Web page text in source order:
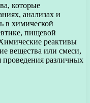
которые
анализах и
в химической
пищевой
реактивы
вещества или смеси,
проведения различных